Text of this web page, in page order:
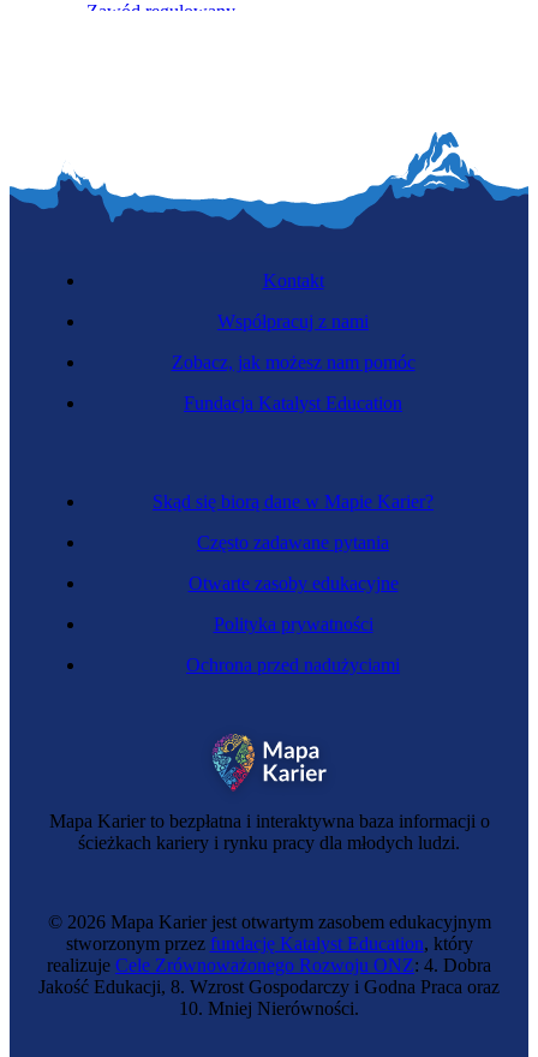
Zawód regulowany
Kontrolerka weterynaryjna
Inspektorka morska
Mapa Karier to bezpłatna i interaktywna baza informacji o
ścieżkach kariery i rynku pracy dla młodych ludzi.
Skąd się biorą dane w Mapie Karier?
Często zadawane pytania
Otwarte zasoby edukacyjne
Polityka prywatności
Ochrona przed nadużyciami
Kontakt
Współpracuj z nami
Zobacz, jak możesz nam pomóc
Fundacja Katalyst Education
© 2026 Mapa Karier jest otwartym zasobem edukacyjnym
stworzonym przez fundację Katalyst Education, który
realizuje Cele Zrównoważonego Rozwoju ONZ: 4. Dobra
Jakość Edukacji, 8. Wzrost Gospodarczy i Godna Praca oraz
10. Mniej Nierówności.